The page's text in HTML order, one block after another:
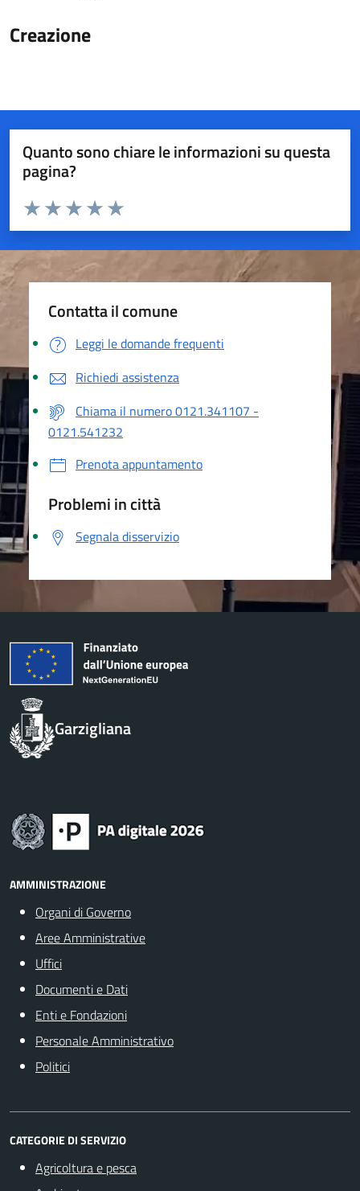
Creazione
Quanto sono chiare le informazioni su questa
pagina?
Valuta da 1 a 5 stelle la pagina
Valuta 5 stelle su 5
Valuta 4 stelle su 5
Valuta 3 stelle su 5
Valuta 2 stelle su 5
Valuta 1 stelle su 5
Contatta il comune
Leggi le domande frequenti
Richiedi assistenza
Chiama il numero 0121.341107 -
0121.541232
Prenota appuntamento
Problemi in città
Segnala disservizio
Garzigliana
AMMINISTRAZIONE
Organi di Governo
Aree Amministrative
Uffici
Documenti e Dati
Enti e Fondazioni
Personale Amministrativo
Politici
CATEGORIE DI SERVIZIO
Agricoltura e pesca